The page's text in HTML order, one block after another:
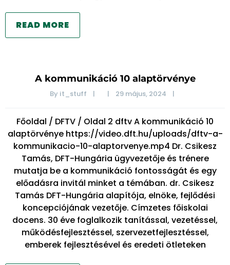
READ MORE
A kommunikáció 10 alaptörvénye
By it_stuff | | 29 május, 2024 |
Főoldal / DFTV / Oldal 2 dftv A kommunikáció 10
alaptörvénye https://video.dft.hu/uploads/dftv-a-
kommunikacio-10-alaptorvenye.mp4 Dr. Csikesz
Tamás, DFT-Hungária ügyvezetője és trénere
mutatja be a kommunikáció fontosságát és egy
előadásra invitál minket a témában. dr. Csikesz
Tamás DFT-Hungária alapítója, elnöke, fejlődési
koncepciójának vezetője. Címzetes főiskolai
docens. 30 éve foglalkozik tanítással, vezetéssel,
működésfejlesztéssel, szervezetfejlesztéssel,
emberek fejlesztésével és eredeti ötleteken